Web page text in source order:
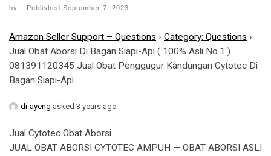
by |Published September 7, 2023
Amazon Seller Support – Questions › Category: Questions ›
Jual Obat Aborsi Di Bagan Siapi-Api ( 100% Asli No.1 )
081391120345 Jual Obat Penggugur Kandungan Cytotec Di
Bagan Siapi-Api
dr ayeng asked 3 years ago
Jual Cytotec Obat Aborsi
JUAL OBAT ABORSI CYTOTEC AMPUH — OBAT ABORSI ASLI